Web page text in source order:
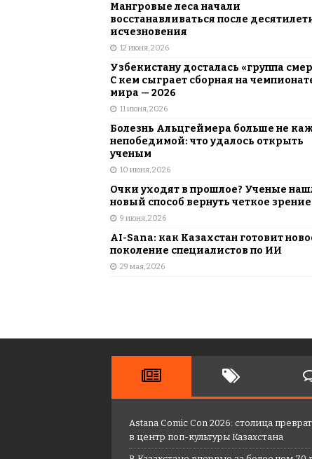
Мангровые леса начали
восстанавливаться после
исчезновения
12 июня, 2026
Узбекистану досталась «группа
С кем сыграет сборная на
мира — 2026
11 июня, 2026
Болезнь Альцгеймера больше не
непобедимой: что удалось открыть
ученым
10 июня, 2026
Очки уходят в прошлое? Ученые
новый способ вернуть четкое зрение
9 июня, 2026
AI-Sana: как Казахстан готовит
поколение специалистов по ИИ
29 мая, 2026
Astana Comic Con 2026: столица
в центр поп-культуры Казахстана